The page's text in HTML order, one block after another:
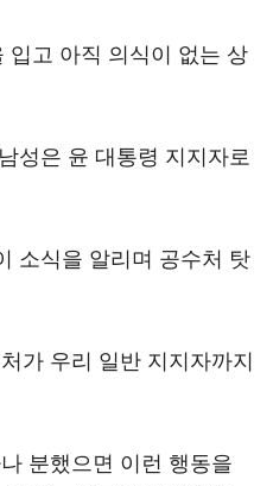
입고 아직 의식이 없는 상
성은 윤 대통령 지지자로
소식을 알리며 공수처 탓
가 우리 일반 지지자까지
분했으면 이런 행동을